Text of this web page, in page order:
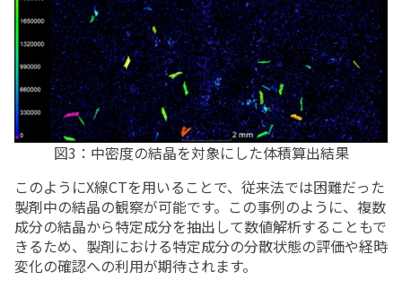
図3：中密度の結晶を対象にした体積算出結果
このようにX線CTを用いることで、従来法では困難だった
製剤中の結晶の観察が可能です。この事例のように、複数
成分の結晶から特定成分を抽出して数値解析することもで
きるため、製剤における特定成分の分散状態の評価や経時
変化の確認への利用が期待されます。